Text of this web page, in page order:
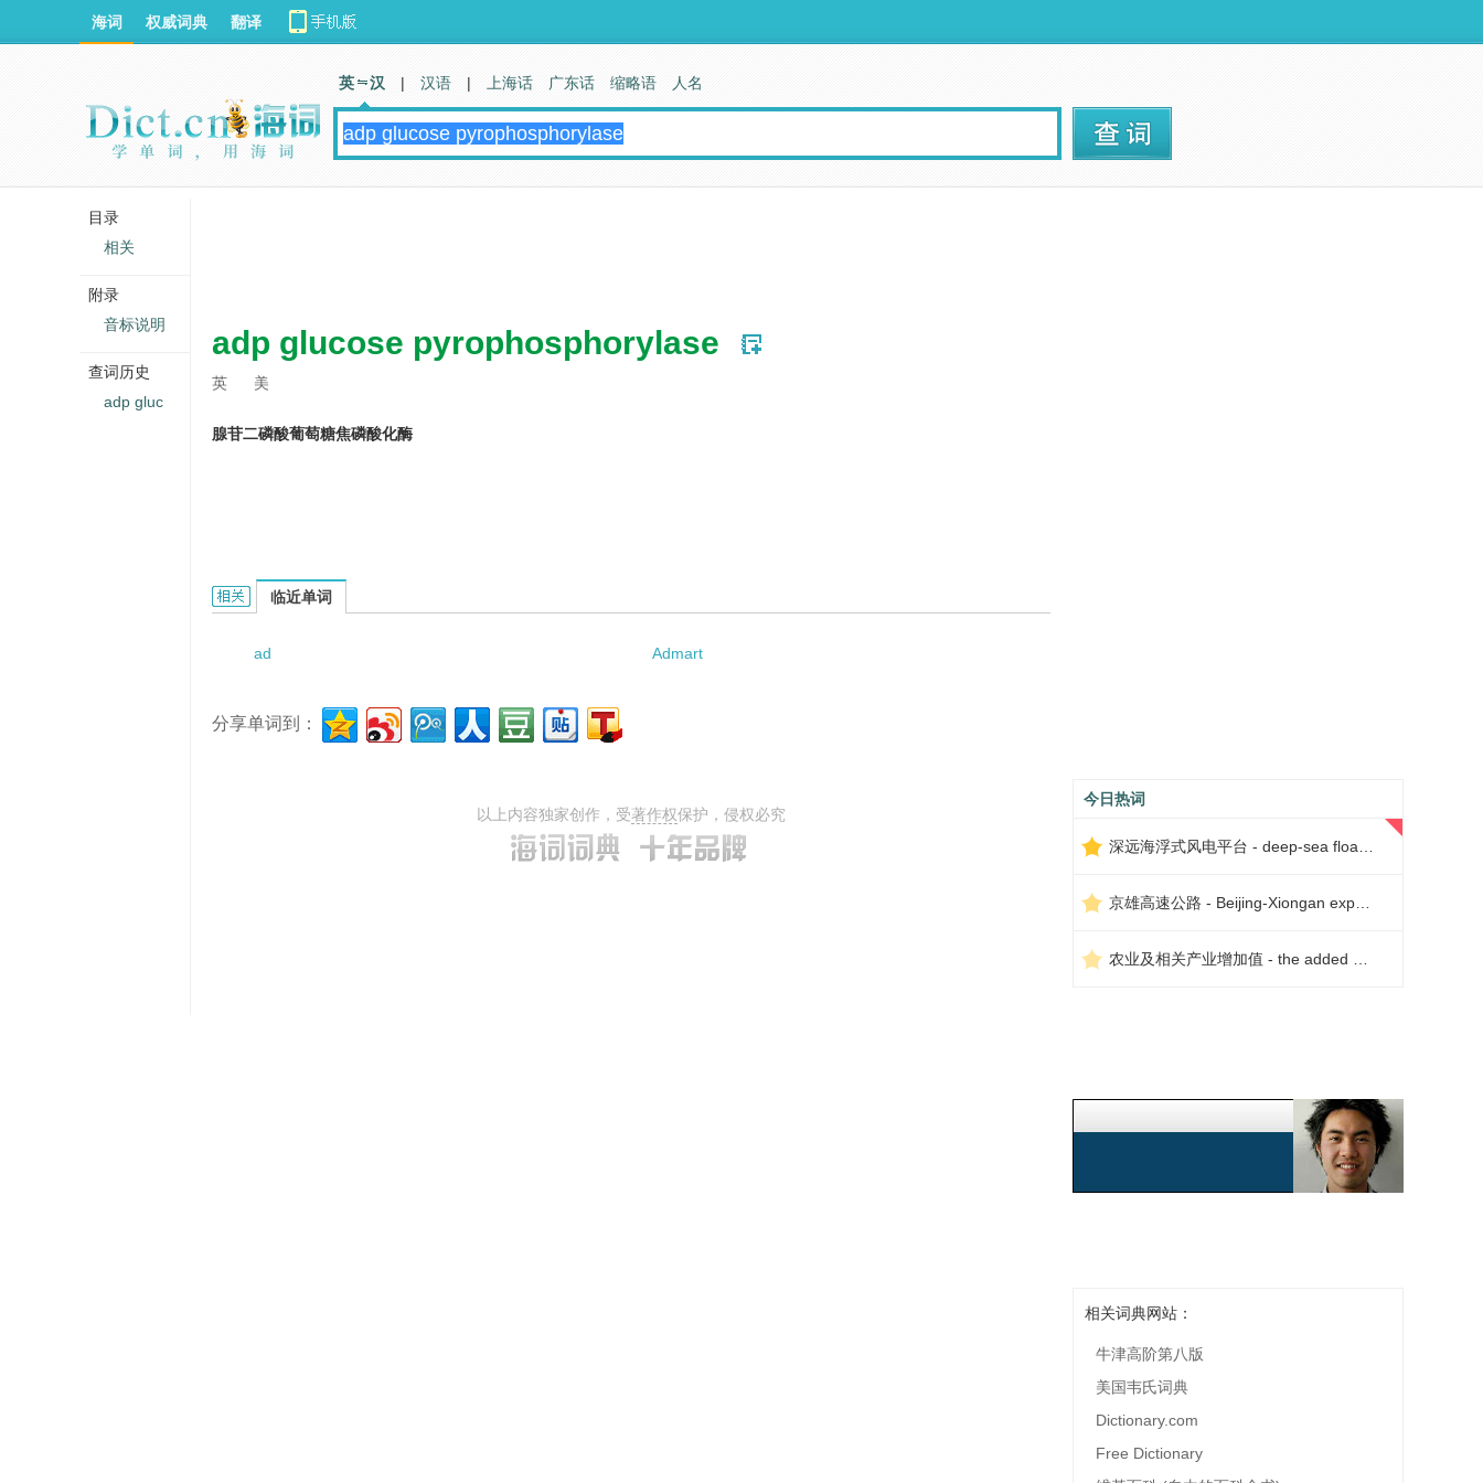
adp glucose pyrophosphorylase
英 美
腺苷二磷酸葡萄糖焦磷酸化酶
ADP glucose pyrophosphorylase的相关资料：
临近单词
ad Admart
分享单词到：
以上内容独家创作，受著作权保护，侵权必究
今日热词
相关词典网站：
牛津高阶第八版
美国韦氏词典
Dictionary.com
Free Dictionary
海词 权威词典 翻译
英 汉 | 汉语 | 上海话 广东话 缩略语 人名
目录
相关
附录
音标说明
查词历史
adp gluc